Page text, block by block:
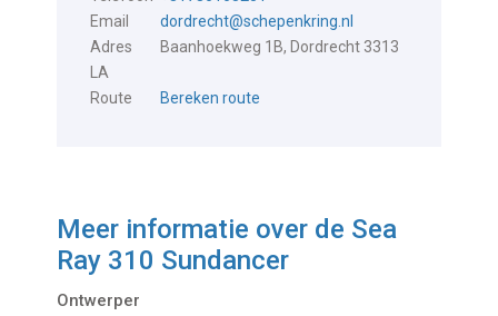
Email
dordrecht@schepenkring.nl
Adres
Baanhoekweg 1B, Dordrecht 3313
LA
Route
Bereken route
Meer informatie over de Sea
Ray 310 Sundancer
Ontwerper